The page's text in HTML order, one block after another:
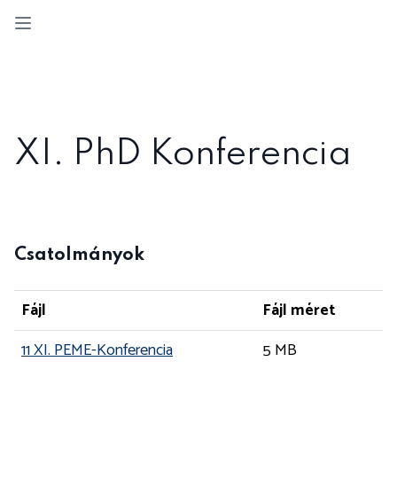
Open sidebar
XI. PhD Konferencia
Csatolmányok
Fájl
Fájl méret
11 XI. PEME-Konferencia
5 MB